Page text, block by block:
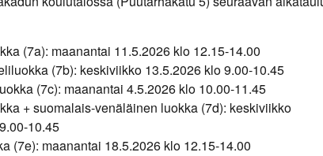
(7a): maanantai 11.5.2026 klo 12.15-14.00
(7b): keskiviikko 13.5.2026 klo 9.00-10.45
(7c): maanantai 4.5.2026 klo 10.00-11.45
+ suomalais-venäläinen luokka (7d): keskiviikko
10.45
(7e): maanantai 18.5.2026 klo 12.15-14.00